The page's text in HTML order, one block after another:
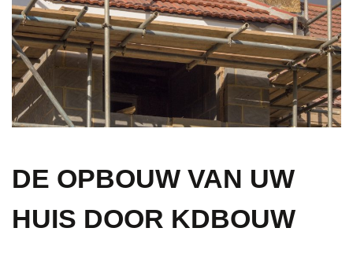
DE OPBOUW VAN UW
HUIS DOOR KDBOUW